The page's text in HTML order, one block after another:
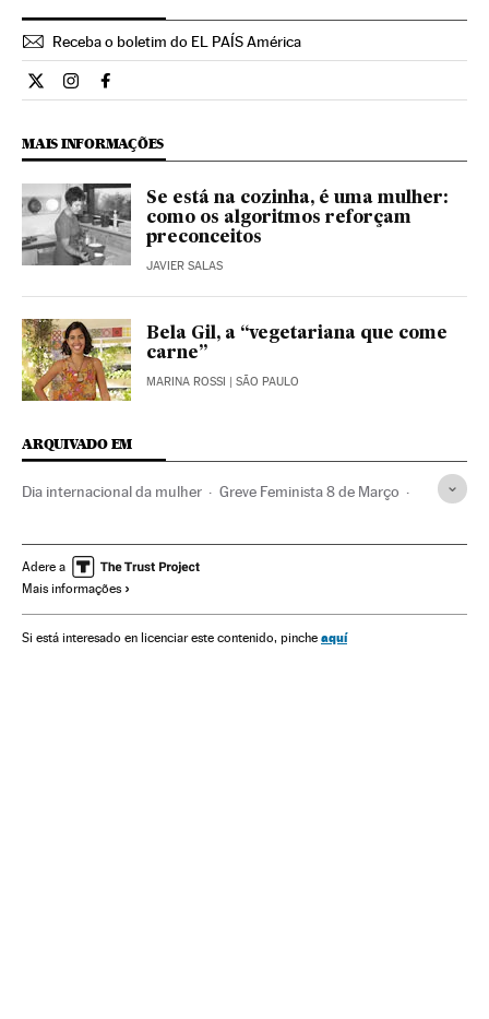
Receba o boletim do EL PAÍS América
Cultura El País Brasil en Twitter
Cultura El País Brasil en Instagram
Cultura El País Brasil en Facebook
MAIS INFORMAÇÕES
Se está na cozinha, é uma mulher:
como os algoritmos reforçam
preconceitos
JAVIER SALAS
Bela Gil, a “vegetariana que come
carne”
MARINA ROSSI | SÃO PAULO
ARQUIVADO EM
Dia internacional da mulher Greve Feminista 8 de Março
Livros Protestos sociais
Igualdade oportunidades
Adere a
Mais informações
Si está interesado en licenciar este contenido, pinche aquí